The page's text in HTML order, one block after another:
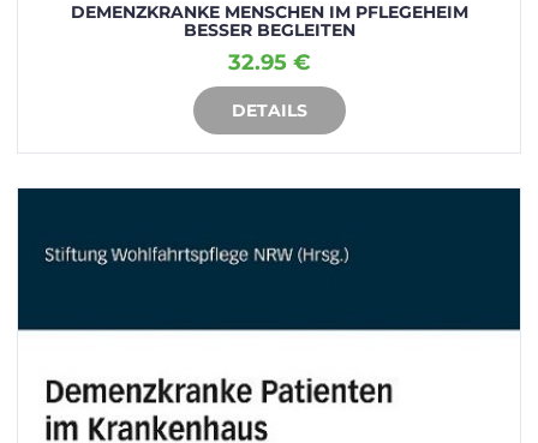
DEMENZKRANKE MENSCHEN IM PFLEGEHEIM
BESSER BEGLEITEN
32.95 €
DETAILS
IN DEN WARENKORB